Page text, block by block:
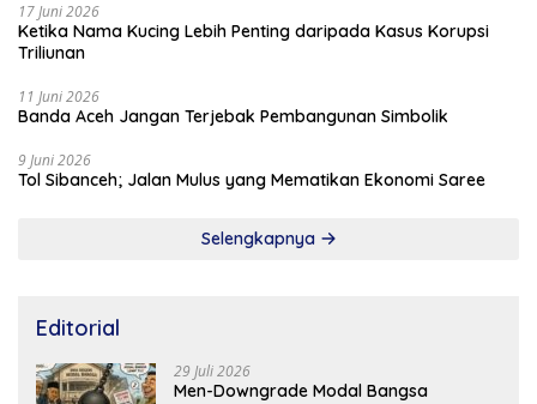
17 Juni 2026
Ketika Nama Kucing Lebih Penting daripada Kasus Korupsi
Triliunan
11 Juni 2026
Banda Aceh Jangan Terjebak Pembangunan Simbolik
9 Juni 2026
Tol Sibanceh; Jalan Mulus yang Mematikan Ekonomi Saree
Selengkapnya
Editorial
29 Juli 2026
Men-Downgrade Modal Bangsa